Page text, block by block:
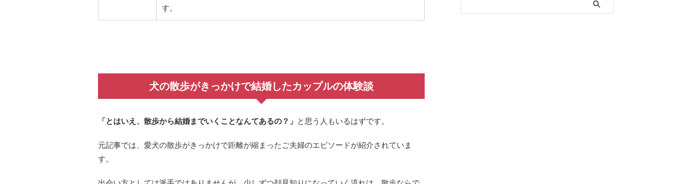
す。
犬の散歩がきっかけで結婚したカップルの体験談
「とはいえ、散歩から結婚までいくことなんてあるの？」 と思う人もいるはずです。
元記事では、愛犬の散歩がきっかけで距離が縮まったご夫婦のエピソードが紹介されていま
す。